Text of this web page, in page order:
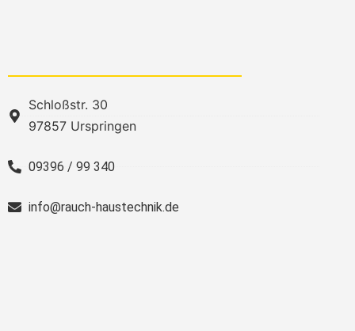
Schloßstr. 30
97857 Urspringen
09396 / 99 340
info@rauch-haustechnik.de